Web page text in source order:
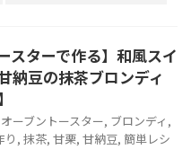
スターで作る】和風スイ
納豆の抹茶ブロンディ
オーブントースター, ブロンディ ,
り , 抹茶, 甘栗, 甘納豆, 簡単レシ